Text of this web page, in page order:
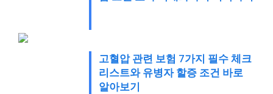
고혈압 관련 보험 7가지 필수 체크
리스트와 유병자 할증 조건 바로
알아보기